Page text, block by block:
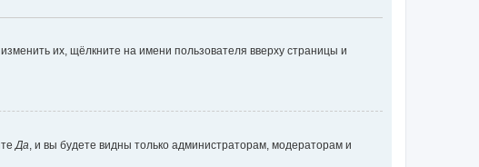
их, щёлкните на имени пользователя вверху страницы и
Да , и вы будете видны только администраторам, модераторам и